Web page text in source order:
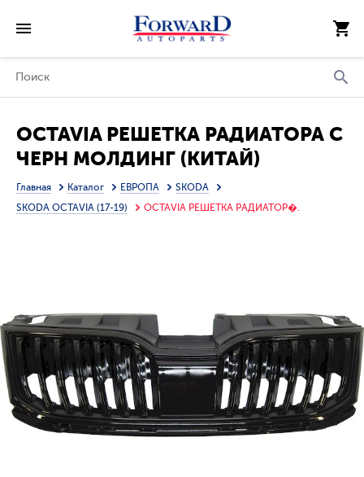
OCTAVIA РЕШЕТКА РАДИАТОРА С
ЧЕРН МОЛДИНГ (КИТАЙ)
Главная Каталог ЕВРОПА
SKODA
SKODA OCTAVIA (17-19)
OCTAVIA РЕШЕТКА РАДИАТОР�.